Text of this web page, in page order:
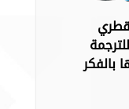
بالفكر